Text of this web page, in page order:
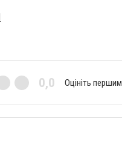
0,0 Оцініть першим